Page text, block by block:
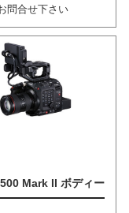
問合せ下さい
Mark II ボディー